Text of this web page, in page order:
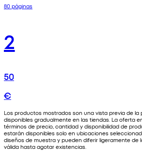
80 páginas
2
50
€
Los productos mostrados son una vista previa de
disponibles gradualmente en las tiendas. La oferta
términos de precio, cantidad y disponibilidad de
estarán disponibles solo en ubicaciones
diseños de muestra y pueden diferir ligeramente de
válida hasta agotar existencias.